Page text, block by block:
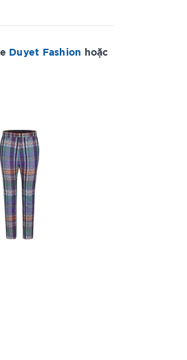
Duyet Fashion hoặc